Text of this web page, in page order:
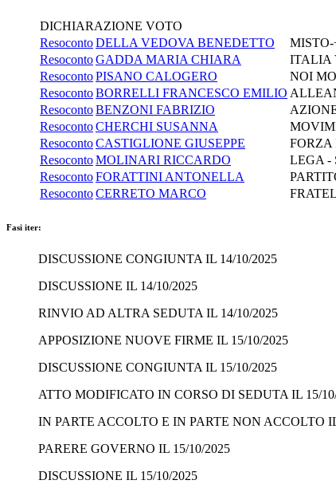
DICHIARAZIONE VOTO
ResocontoDELLA VEDOVA BENEDETTO
MISTO-
ResocontoGADDA MARIA CHIARA
ITALIA
ResocontoPISANO CALOGERO
NOI
ResocontoBORRELLI FRANCESCO EMILIO
ResocontoBENZONI FABRIZIO
ResocontoCHERCHI SUSANNA
ResocontoCASTIGLIONE GIUSEPPE
FORZA
ResocontoMOLINARI RICCARDO
LEGA -
ResocontoFORATTINI ANTONELLA
ResocontoCERRETO MARCO
Fasi iter:
DISCUSSIONE CONGIUNTA IL 14/10/2025
DISCUSSIONE IL 14/10/2025
RINVIO AD ALTRA SEDUTA IL 14/10/2025
APPOSIZIONE NUOVE FIRME IL 15/10/2025
DISCUSSIONE CONGIUNTA IL 15/10/2025
ATTO MODIFICATO IN CORSO DI SEDUTA IL 15/
IN PARTE ACCOLTO E IN PARTE NON ACCOLTO
PARERE GOVERNO IL 15/10/2025
DISCUSSIONE IL 15/10/2025